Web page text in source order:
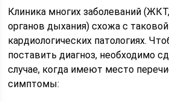
Клиника многих заболеваний
органов дыхания) схожа с
кардиологических патологиях.
поставить диагноз, необходимо
случае, когда имеют место
симптомы: